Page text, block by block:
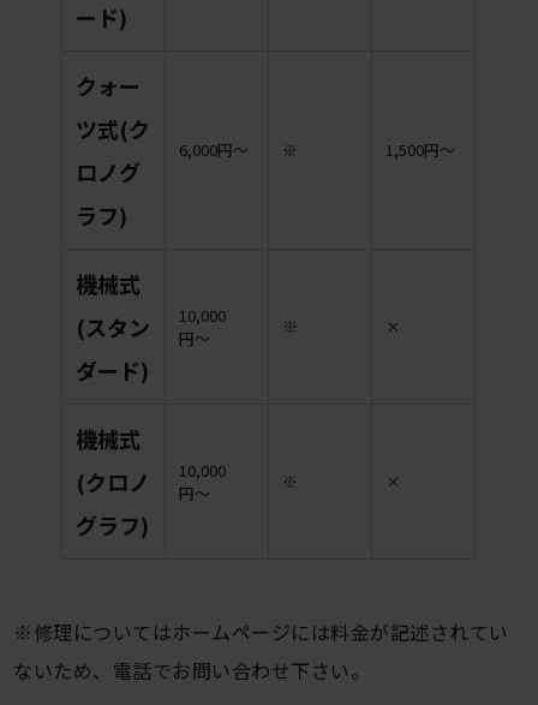
ード)
クォー
ツ式(ク
ロノグ
ラフ)
6,000円〜 ※ 1,500円〜
機械式
(スタン
ダード)
10,000
円〜
※ ×
機械式
(クロノ
グラフ)
10,000
円〜
※ ×
※修理についてはホームページには料金が記述されてい
ないため、電話でお問い合わせ下さい。